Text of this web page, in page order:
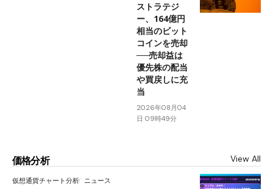
ストラテジ
ー、164億円
相当のビット
コインを売却
──売却益は
優先株の配当
や買戻しに充
当
2026年08月04
日 09時49分
価格分析 View All
仮想通貨チャート分析 ニュース